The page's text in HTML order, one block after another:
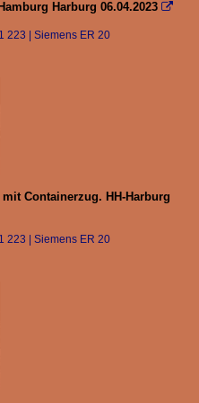
Harburg 06.04.2023 
223 | Siemens ER 20
mit Containerzug. HH-Harburg
223 | Siemens ER 20